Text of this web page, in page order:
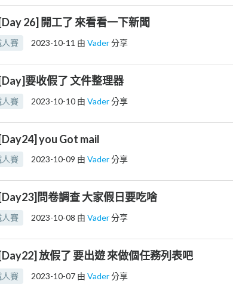
[Day 26] 開工了 來看看一下新聞
賽 2023-10-11 由 Vader分享
[Day]要收假了 文件整理器
賽 2023-10-10 由 Vader分享
you Got mail
賽 2023-10-09 由 Vader分享
[Day23]問卷調查 大家假日要吃啥
賽 2023-10-08 由 Vader分享
[Day22] 放假了 要出遊 來做個任務列表吧
賽 2023-10-07 由 Vader分享